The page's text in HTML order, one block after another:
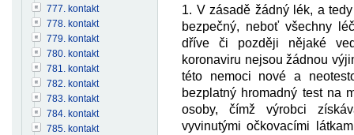
1. V zásadě žádný lék, a
bezpečný, neboť všechny
dříve či později nějaké
koronaviru nejsou žádnou
této nemoci nové a
bezplatný hromadný test na
osoby, čímž výrobci
vyvinutými očkovacími
777. kontakt
778. kontakt
779. kontakt
780. kontakt
781. kontakt
782. kontakt
783. kontakt
784. kontakt
785. kontakt